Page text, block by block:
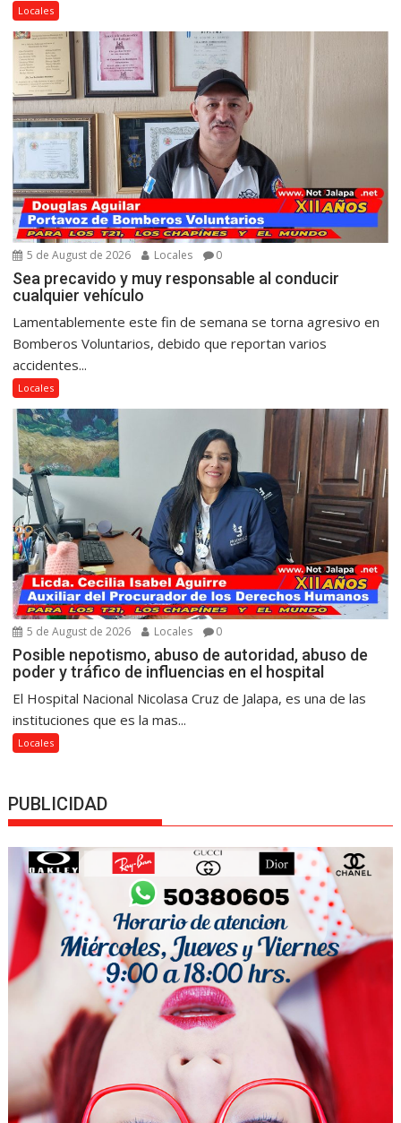
Locales
5 de August de 2026 Locales 0
Sea precavido y muy responsable al conducir
cualquier vehículo
Lamentablemente este fin de semana se torna agresivo en
Bomberos Voluntarios, debido que reportan varios
accidentes...
Locales
5 de August de 2026 Locales 0
Posible nepotismo, abuso de autoridad, abuso de
poder y tráfico de influencias en el hospital
El Hospital Nacional Nicolasa Cruz de Jalapa, es una de las
instituciones que es la mas...
Locales
PUBLICIDAD